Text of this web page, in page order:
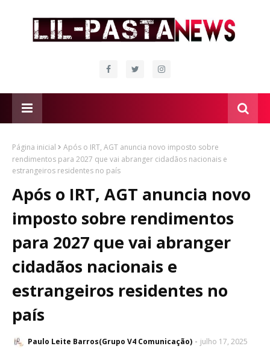
Página inicial
Após o IRT, AGT anuncia novo imposto sobre
rendimentos para 2027 que vai abranger cidadãos nacionais e
estrangeiros residentes no país
Após o IRT, AGT anuncia novo
imposto sobre rendimentos
para 2027 que vai abranger
cidadãos nacionais e
estrangeiros residentes no
país
Paulo Leite Barros(Grupo V4 Comunicação) julho 17, 2025